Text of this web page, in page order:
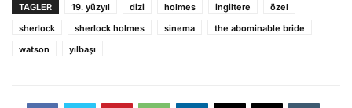
TAGLER 19. yüzyıl dizi holmes ingiltere
özel
sherlock
sherlock holmes sinema
the abominable bride
watson
yılbaşı